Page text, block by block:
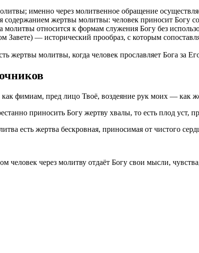
именно через молитвенное обращение
содержанием жертвы молитвы: человек приносит Богу
относится к формам служения Богу без
Завете) — исторический прообраз, с которым
жертвы молитвы, когда человек прославляет Бога за
фимиам, пред лицо Твоё, воздеяние рук моих — как
приносить Богу жертву хвалы, то есть плод уст,
есть жертва бескровная, приносимая от чистого
человек через молитву отдаёт Богу свои мысли,